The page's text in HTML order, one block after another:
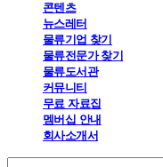
콘텐츠
뉴스레터
물류기업 찾기
물류전문가 찾기
물류도서관
커뮤니티
무료 자료집
멤버십 안내
회사소개서